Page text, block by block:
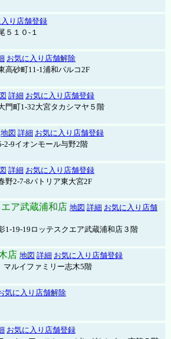
り店舗登録
５１０-１
お気に入り店舗解除
高砂町11-1浦和パルコ2F
詳細 お気に入り店舗登録
門町1-32大宮タカシマヤ５階
地図 詳細 お気に入り店舗登録
2-9イオンモール与野2階
詳細 お気に入り店舗登録
野2-7-8パトリア東大宮2F
エア武蔵浦和店 地図 詳細 お気に入り店舗
1-19-19ロッテスクエア武蔵浦和店３階
店 地図 詳細 お気に入り店舗登録
ルイファミリー志木5階
気に入り店舗解除
お気に入り店舗登録